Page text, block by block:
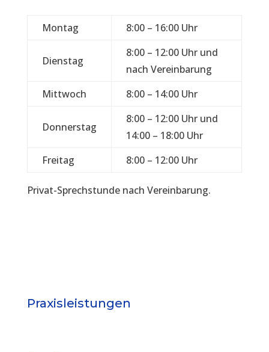
Montag 8:00 – 16:00 Uhr
Dienstag
8:00 – 12:00 Uhr und
nach Vereinbarung
Mittwoch
8:00 – 14:00 Uhr
Donnerstag
8:00 – 12:00 Uhr und
14:00 – 18:00 Uhr
Freitag
8:00 – 12:00 Uhr
Privat-Sprechstunde nach Vereinbarung.
Praxisleistungen